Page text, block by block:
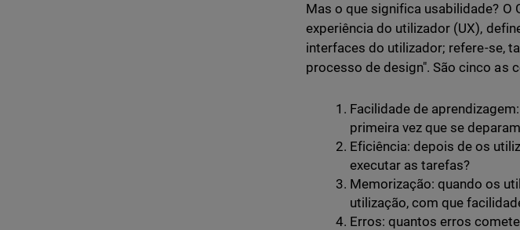
Mas o que significa usabilidade? O
experiência do utilizador (UX),
interfaces do utilizador; refere-se,
processo de design". São cinco as
Facilidade de
primeira vez que se
Eficiência: depois de os
executar as tarefas?
Memorização: quando os
utilização, com que
Erros: quantos erros